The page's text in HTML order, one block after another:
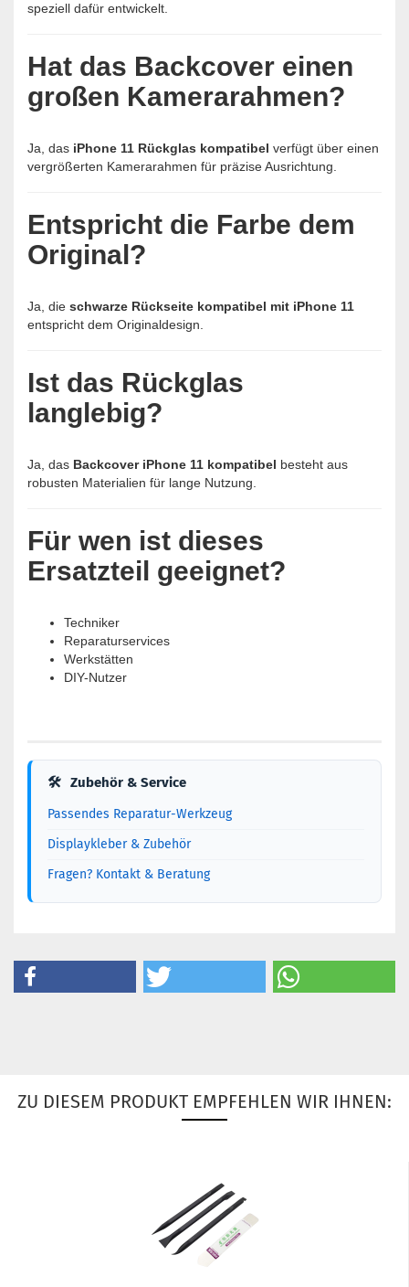
speziell dafür entwickelt.
Hat das Backcover einen
großen Kamerarahmen?
Ja, das iPhone 11 Rückglas kompatibel verfügt über einen
vergrößerten Kamerarahmen für präzise Ausrichtung.
Entspricht die Farbe dem
Original?
Ja, die schwarze Rückseite kompatibel mit iPhone 11
entspricht dem Originaldesign.
Ist das Rückglas
langlebig?
Ja, das Backcover iPhone 11 kompatibel besteht aus
robusten Materialien für lange Nutzung.
Für wen ist dieses
Ersatzteil geeignet?
Techniker
Reparaturservices
Werkstätten
DIY-Nutzer
🛠 Zubehör & Service
Passendes Reparatur-Werkzeug
Displaykleber & Zubehör
Fragen? Kontakt & Beratung
ZU DIESEM PRODUKT EMPFEHLEN WIR IHNEN: